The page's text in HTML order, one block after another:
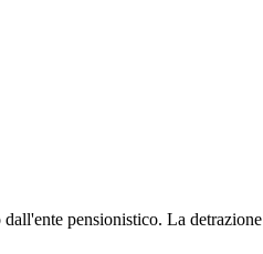
pensionistico. La